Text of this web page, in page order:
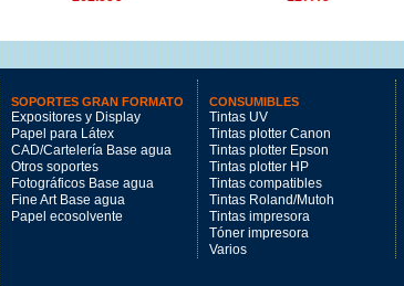
SOPORTES GRAN FORMATO
Expositores y Display
Papel para Látex
CAD/Cartelería Base agua
Otros soportes
Fotográficos Base agua
Fine Art Base agua
Papel ecosolvente
CONSUMIBLES
Tintas UV
Tintas plotter Canon
Tintas plotter Epson
Tintas plotter HP
Tintas compatibles
Tintas Roland/Mutoh
Tintas impresora
Tóner impresora
Varios